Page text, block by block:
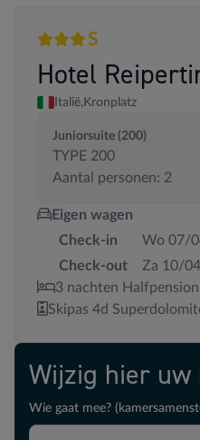
3 sterren
S
Hotel
Italië, Kronplatz
Juniorsuite (200)
TYPE 200
Aantal personen: 2
Eigen wagen
Check-in
Wo 07/
Check-out
Za 10/
3 nachten Halfpension
Skipas 4d
Wijzig hier
Wie gaat mee?